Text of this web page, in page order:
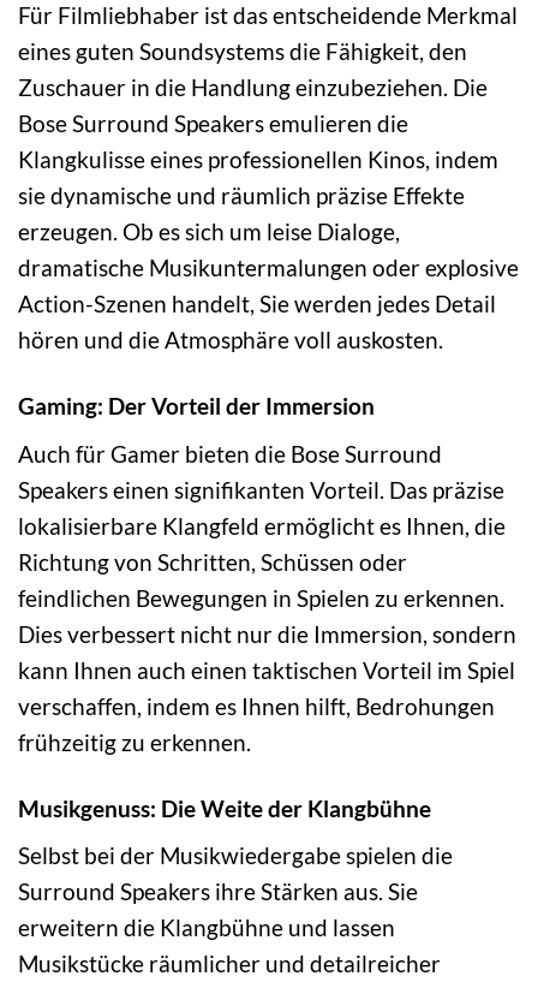
Für Filmliebhaber ist das entscheidende Merkmal
eines guten Soundsystems die Fähigkeit, den
Zuschauer in die Handlung einzubeziehen. Die
Bose Surround Speakers emulieren die
Klangkulisse eines professionellen Kinos, indem
sie dynamische und räumlich präzise Effekte
erzeugen. Ob es sich um leise Dialoge,
dramatische Musikuntermalungen oder explosive
Action-Szenen handelt, Sie werden jedes Detail
hören und die Atmosphäre voll auskosten.
Gaming: Der Vorteil der Immersion
Auch für Gamer bieten die Bose Surround
Speakers einen signifikanten Vorteil. Das präzise
lokalisierbare Klangfeld ermöglicht es Ihnen, die
Richtung von Schritten, Schüssen oder
feindlichen Bewegungen in Spielen zu erkennen.
Dies verbessert nicht nur die Immersion, sondern
kann Ihnen auch einen taktischen Vorteil im Spiel
verschaffen, indem es Ihnen hilft, Bedrohungen
frühzeitig zu erkennen.
Musikgenuss: Die Weite der Klangbühne
Selbst bei der Musikwiedergabe spielen die
Surround Speakers ihre Stärken aus. Sie
erweitern die Klangbühne und lassen
Musikstücke räumlicher und detailreicher